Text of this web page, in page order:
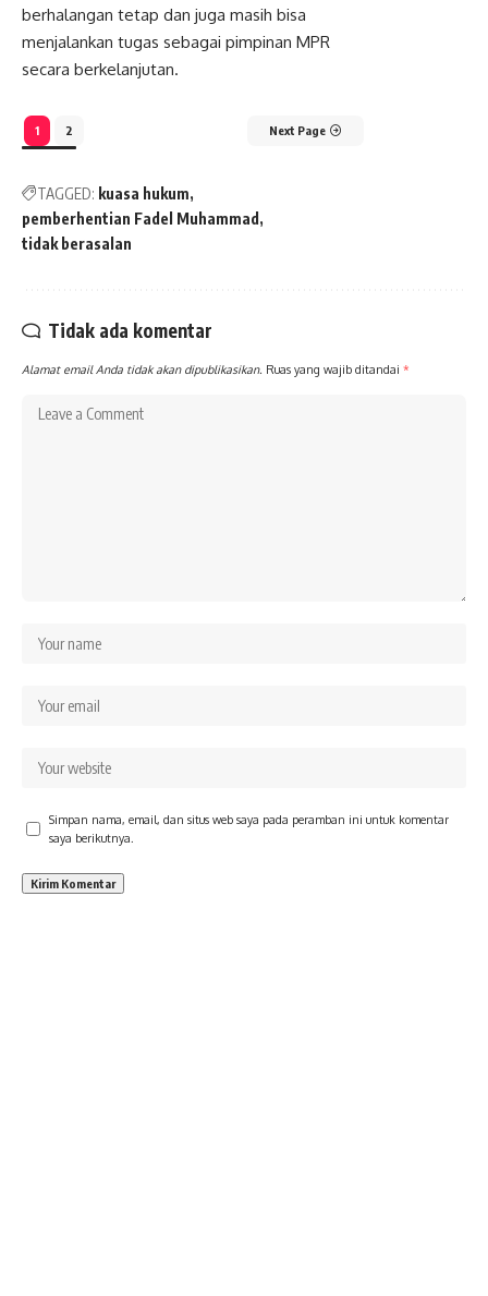
berhalangan tetap dan juga masih bisa
menjalankan tugas sebagai pimpinan MPR
secara berkelanjutan.
1 2 Next Page
TAGGED: kuasa hukum
pemberhentian Fadel Muhammad
tidak berasalan
Tidak ada komentar
Alamat email Anda tidak akan dipublikasikan. Ruas yang wajib ditandai *
Simpan nama, email, dan situs web saya pada peramban ini untuk komentar
saya berikutnya.